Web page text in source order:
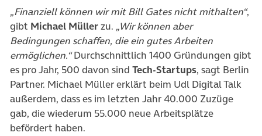
„Finanziell können wir mit Bill Gates nicht mithalten“,
gibt Michael Müllerzu. „Wir können aber
Bedingungen schaffen, die ein gutes Arbeiten
ermöglichen.“Durchschnittlich 1400 Gründungen gibt
es pro Jahr, 500 davon sind Tech-Startups, sagt Berlin
Partner. Michael Müller erklärt beim Udl Digital Talk
außerdem, dass es im letzten Jahr 40.000 Zuzüge
gab, die wiederum 55.000 neue Arbeitsplätze
befördert haben.